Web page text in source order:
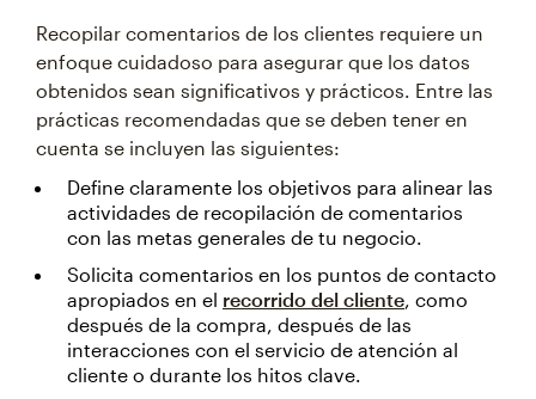
Recopilar comentarios de los clientes requiere un
enfoque cuidadoso para asegurar que los datos
obtenidos sean significativos y prácticos. Entre las
prácticas recomendadas que se deben tener en
cuenta se incluyen las siguientes:
Define claramente los objetivos para alinear las
actividades de recopilación de comentarios
con las metas generales de tu negocio.
Solicita comentarios en los puntos de contacto
apropiados en el recorrido del cliente, como
después de la compra, después de las
interacciones con el servicio de atención al
cliente o durante los hitos clave.